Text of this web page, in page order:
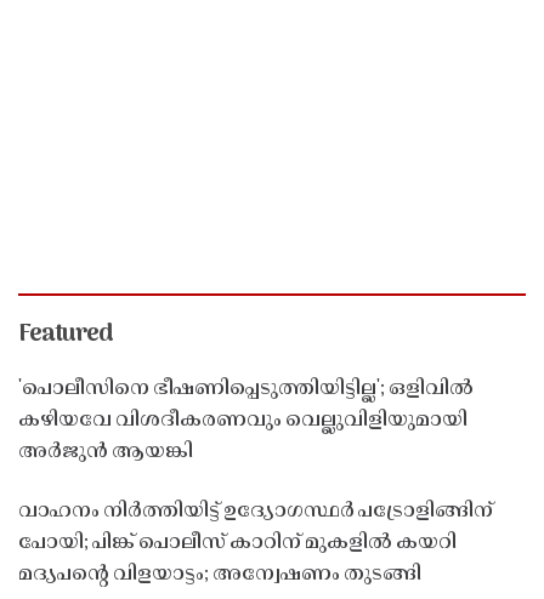
Featured
'പൊലീസിനെ ഭീഷണിപ്പെടുത്തിയിട്ടില്ല'; ഒളിവിൽ
കഴിയവേ വിശദീകരണവും വെല്ലുവിളിയുമായി
അർജുൻ ആയങ്കി
വാഹനം നിർത്തിയിട്ട് ഉദ്യോഗസ്ഥർ പട്രോളിങ്ങിന്
പോയി; പിങ്ക് പൊലീസ് കാറിന് മുകളിൽ കയറി
മദ്യപൻ്റെ വിളയാട്ടം; അന്വേഷണം തുടങ്ങി